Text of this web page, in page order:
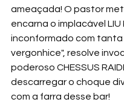
ameaçada! O pastor
encarna o implacável LIU
inconformado com tanta
vergonhice", resolve
poderoso CHESSUS
descarregar o choque
com a farra desse bar!